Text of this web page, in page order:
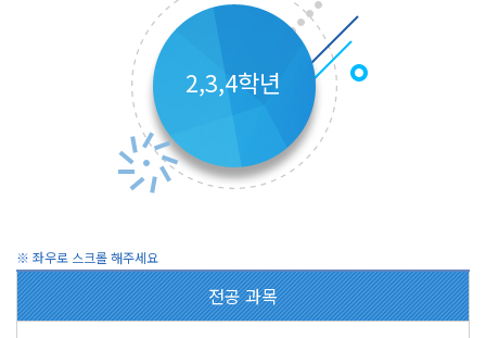
2,3,4학년
전공 과목